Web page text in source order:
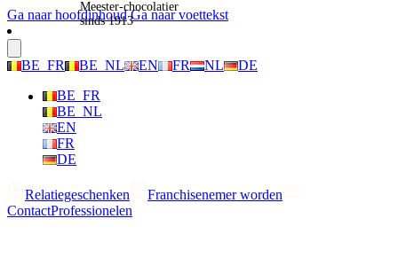
Ga naar hoofdinhoud Ga naar voettekst
BE_FR BE_NL EN FR NL
DE
BE_FR
BE_NL
EN
FR
DE
Relatiegeschenken
Franchisenemer worden
ContactProfessionelen
Meester-chocolatier
sinds 1913